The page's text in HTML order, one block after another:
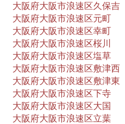
大阪府大阪市浪速区久保吉
大阪府大阪市浪速区元町
大阪府大阪市浪速区幸町
大阪府大阪市浪速区桜川
大阪府大阪市浪速区塩草
大阪府大阪市浪速区敷津西
大阪府大阪市浪速区敷津東
大阪府大阪市浪速区下寺
大阪府大阪市浪速区大国
大阪府大阪市浪速区立葉